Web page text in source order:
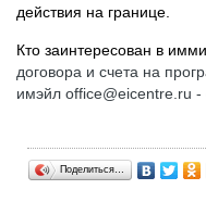
действия на границе.
Кто заинтересован в
договора и счета на
имэйл office@eicentre.ru
Поделиться…